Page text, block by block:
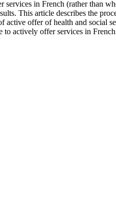
in French (rather than
This article describes the
active offer of health and
to actively offer services in